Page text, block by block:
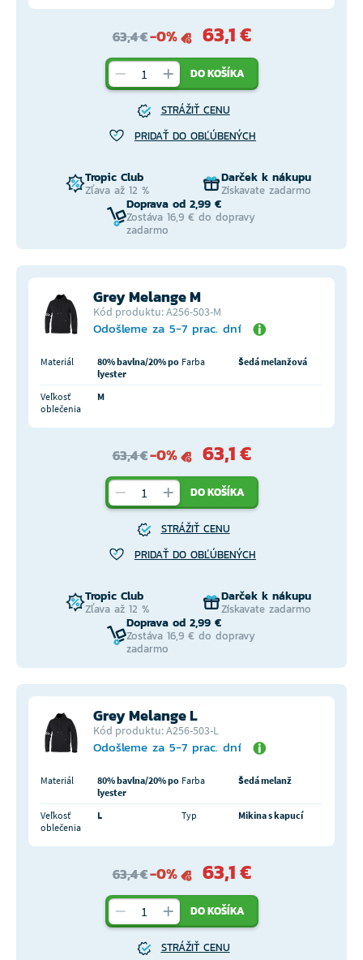
63,4 €-0% 63,1 €
DO KOŠÍKA
STRÁŽIŤ CENU
PRIDAŤ DO OBĽÚBENÝCH
Tropic Club
Zľava až 12 %
Darček k nákupu
Získavate zadarmo
Doprava od 2,99 €
Zostáva 16,9 € do dopravy
zadarmo
Grey Melange M
Kód produktu: A256-503-M
Odošleme za 5-7 prac. dní
Materiál
80% bavlna/20% po
lyester
Farba Šedá melanžová
Veľkosť
oblečenia
M
63,4 €-0% 63,1 €
DO KOŠÍKA
STRÁŽIŤ CENU
PRIDAŤ DO OBĽÚBENÝCH
Tropic Club
Zľava až 12 %
Darček k nákupu
Získavate zadarmo
Doprava od 2,99 €
Zostáva 16,9 € do dopravy
zadarmo
Grey Melange L
Kód produktu: A256-503-L
Odošleme za 5-7 prac. dní
Materiál
80% bavlna/20% po
lyester
Farba Šedá melanž
Veľkosť
oblečenia
L Typ Mikina s kapucí
63,4 €-0% 63,1 €
DO KOŠÍKA
STRÁŽIŤ CENU